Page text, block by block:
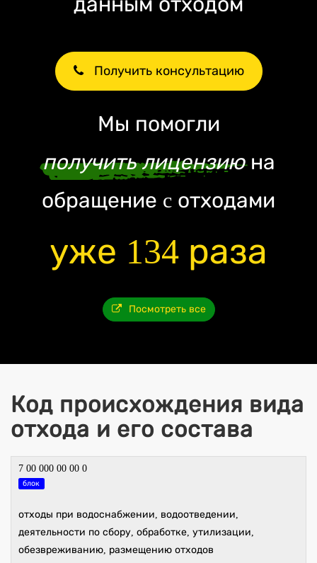
Получить консультацию
Мы помогли
получить лицензиюна
обращение c отходами
уже 134 раза
Посмотреть все
Код происхождения вида
отхода и его состава
7 00 000 00 00 0
блок
отходы при водоснабжении, водоотведении,
деятельности по сбору, обработке, утилизации,
обезвреживанию, размещению отходов